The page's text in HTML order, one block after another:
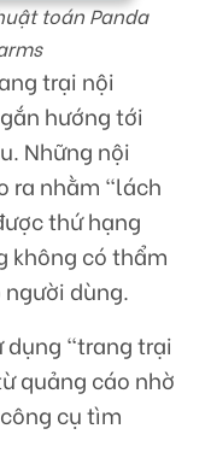
toán Panda
trại nội
hướng tới
Những nội
ra nhằm “lách
thứ hạng
không có thẩm
dùng.
dụng “trang trại
quảng cáo nhờ
cụ tìm